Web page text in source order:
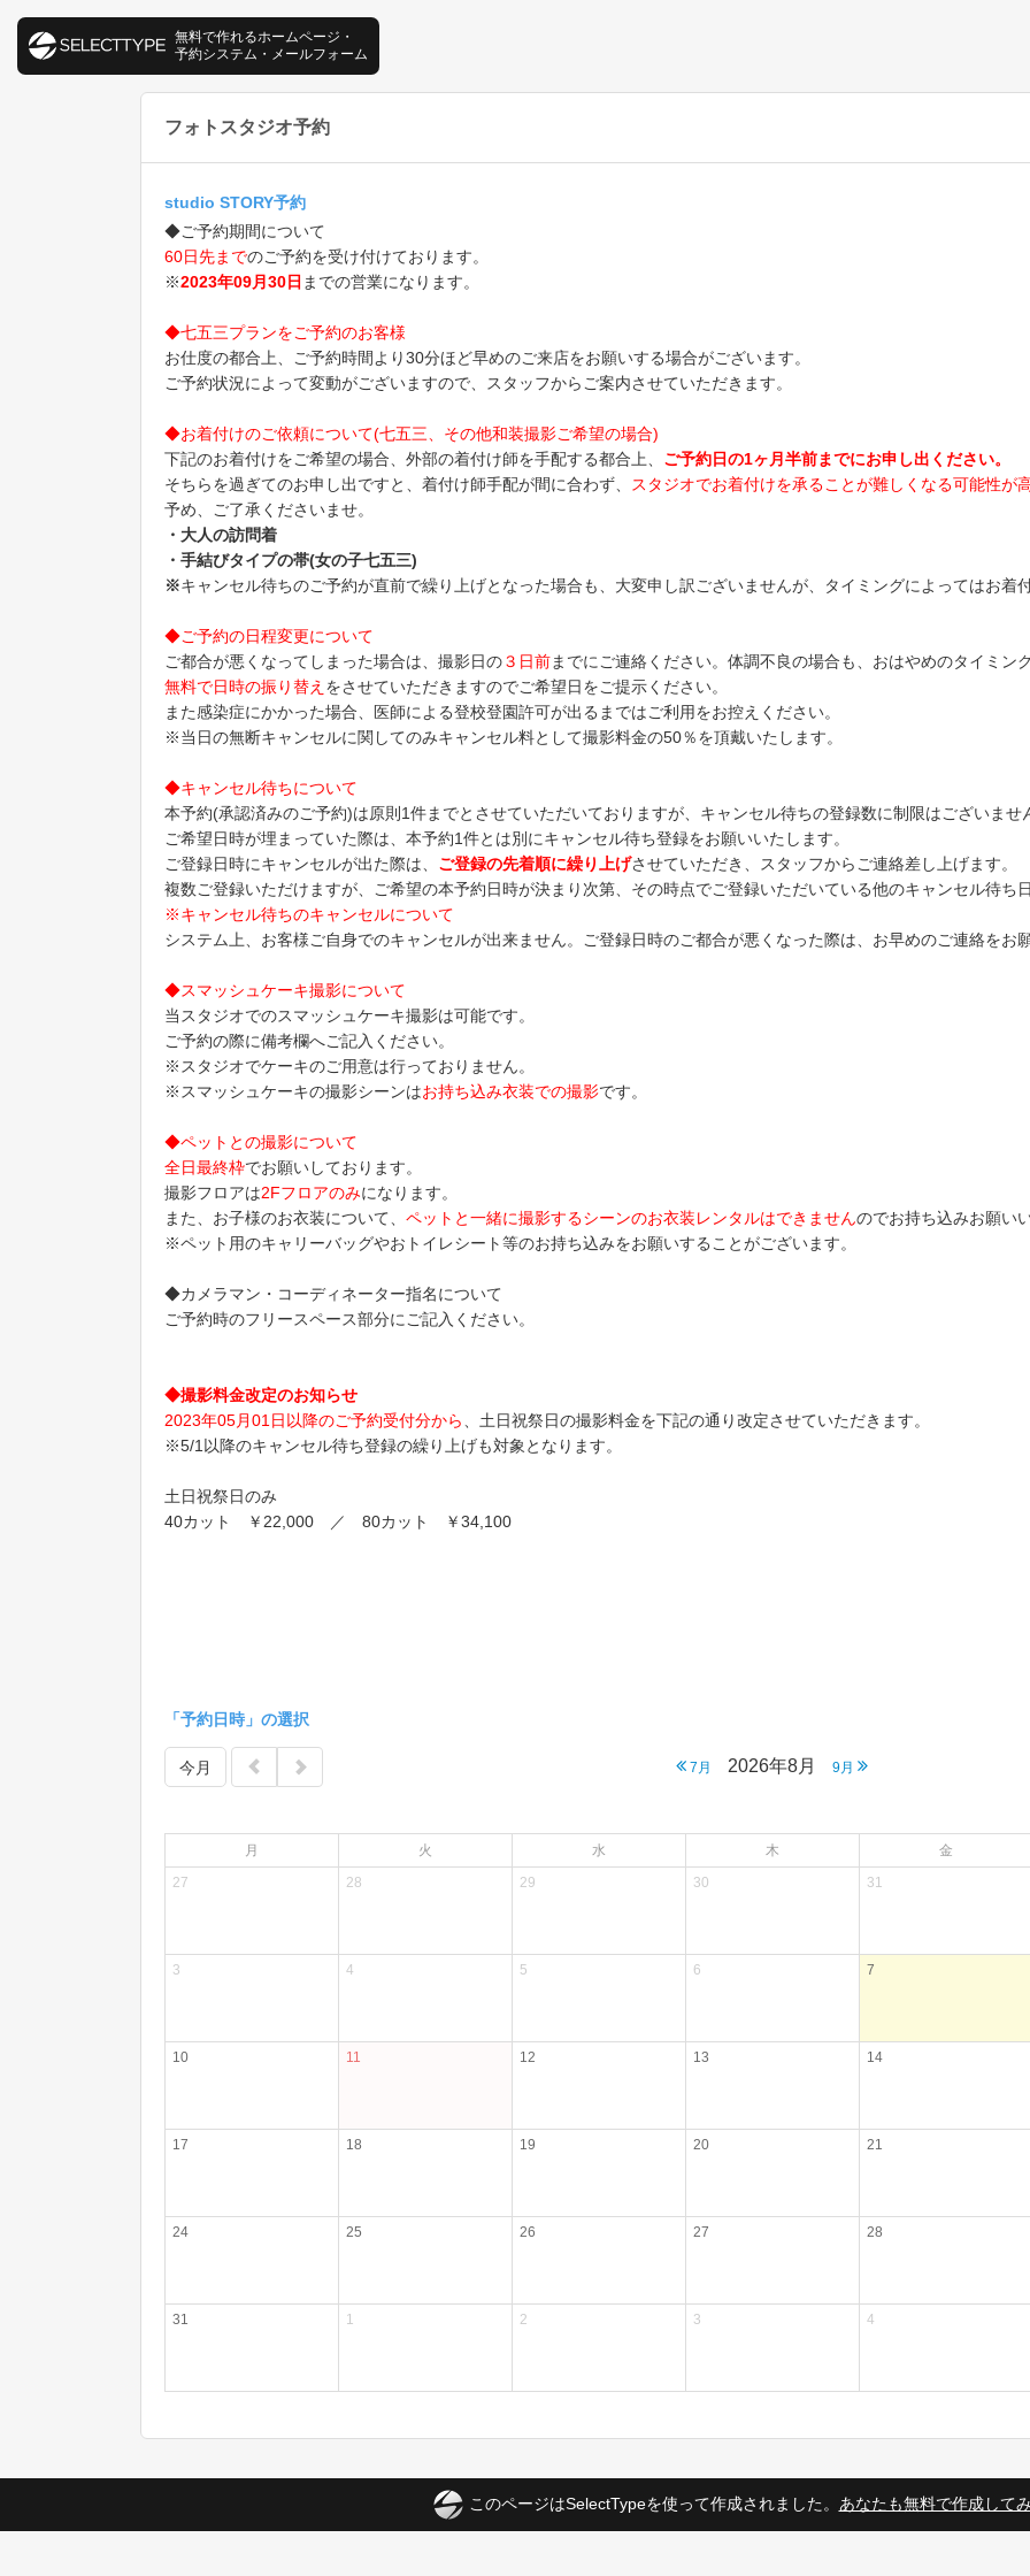
フォトスタジオ予約
studio STORY予約
◆ご予約期間について
60日先までのご予約を受け付けております。
※2023年09月30日 までの営業になります。
◆七五三プランをご予約のお客様
お仕度の都合上、ご予約時間より30分ほど早めのご来店をお願いする場合がございます。
ご予約状況によって変動がございますので、スタッフからご案内させていただきます。
◆お着付けのご依頼について(七五三、その他和装撮影ご希望の場合)
下記のお着付けをご希望の場合、外部の着付け師を手配する都合上、 ご予約日の1ヶ月半前までにお申し出ください。
そちらを過ぎてのお申し出ですと、着付け師手配が間に合わず、
スタジオでお着付けを承ることが難しくなる可能性が
予め、ご了承くださいませ。
・大人の訪問着
・手結びタイプの帯(女の子七五三)
※キャンセル待ちのご予約が直前で繰り上げとなった場合も、大変申し訳ございませんが、タイミングによってはお着
◆ご予約の日程変更について
ご都合が悪くなってしまった場合は、撮影日の３日前までにご連絡ください。体調不良の場合も、おはやめのタイミン
無料で日時の振り替え をさせていただきますのでご希望日をご提示ください。
また感染症にかかった場合、医師による登校登園許可が出るまではご利用をお控えください。
※当日の無断キャンセルに関してのみキャンセル料として撮影料金の50％を頂戴いたします。
◆キャンセル待ちについて
本予約(承認済みのご予約)は原則1件までとさせていただいておりますが、キャンセル待ちの登録数に制限はございませ
ご希望日時が埋まっていた際は、本予約1件とは別にキャンセル待ち登録をお願いいたします。
ご登録日時にキャンセルが出た際は、 ご登録の先着順に繰り上げさせていただき、スタッフからご連絡差し上げます。
複数ご登録いただけますが、ご希望の本予約日時が決まり次第、その時点でご登録いただいている他のキャンセル待ち
※キャンセル待ちのキャンセルについて
システム上、お客様ご自身でのキャンセルが出来ません。ご登録日時のご都合が悪くなった際は、お早めのご連絡をお
◆スマッシュケーキ撮影について
当スタジオでのスマッシュケーキ撮影は可能です。
ご予約の際に備考欄へご記入ください。
※スタジオでケーキのご用意は行っておりません。
※スマッシュケーキの撮影シーンはお持ち込み衣装での撮影です。
◆ペットとの撮影について
全日最終枠でお願いしております。
撮影フロアは2Fフロアのみになります。
また、お子様のお衣装について、 ペットと一緒に撮影するシーンのお衣装レンタルはできませんのでお持ち込みお願い
※ペット用のキャリーバッグやおトイレシート等のお持ち込みをお願いすることがございます。
◆カメラマン・コーディネーター指名について
ご予約時のフリースペース部分にご記入ください。
◆撮影料金改定のお知らせ
2023年05月01日以降のご予約受付分から
、土日祝祭日の撮影料金を下記の通り改定させていただきます。
※5/1以降のキャンセル待ち登録の繰り上げも対象となります。
土日祝祭日のみ
40カット ￥22,000 ／ 80カット ￥34,100
「予約日時」の選択
今月 7月 2026年8月 9月
月 火 水 木 金
27
28 29 30 31
3 4 5 6 7
10 11 12 13 14
17 18 19 20 21
24 25 26 27 28
31 1 2 3 4
無料で作れるホームページ・
予約システム・メールフォーム
このページはSelectTypeを使って作成されました。 あなたも無料で作成して